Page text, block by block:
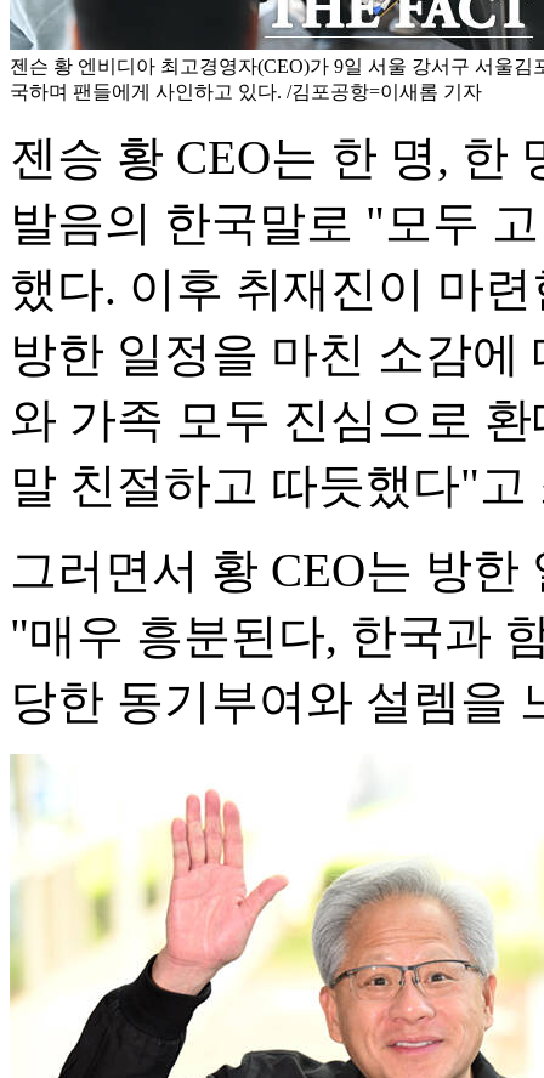
젠슨 황 엔비디아 최고경영자(CEO)가 9일 서울 강서구 서울
국하며 팬들에게 사인하고 있다. /김포공항=이새롬 기자
젠승 황 CEO는 한 명, 한
발음의 한국말로 "모두
했다. 이후 취재진이 마
방한 일정을 마친 소감
와 가족 모두 진심으로
말 친절하고 따듯했다"
그러면서 황 CEO는 방
"매우 흥분된다, 한국과
당한 동기부여와 설렘을